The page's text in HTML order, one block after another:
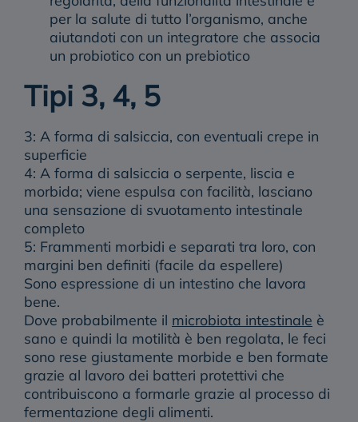
per la salute di tutto l’organismo, anche
aiutandoti con un integratore che associa
un probiotico con un prebiotico
Tipi 3, 4, 5
3: A forma di salsiccia, con eventuali crepe in
superficie
4: A forma di salsiccia o serpente, liscia e
morbida; viene espulsa con facilità, lasciano
una sensazione di svuotamento intestinale
completo
5: Frammenti morbidi e separati tra loro, con
margini ben definiti (facile da espellere)
Sono espressione di un intestino che lavora
bene.
Dove probabilmente il microbiota intestinale è
sano e quindi la motilità è ben regolata, le feci
sono rese giustamente morbide e ben formate
grazie al lavoro dei batteri protettivi che
contribuiscono a formarle grazie al processo di
fermentazione degli alimenti.